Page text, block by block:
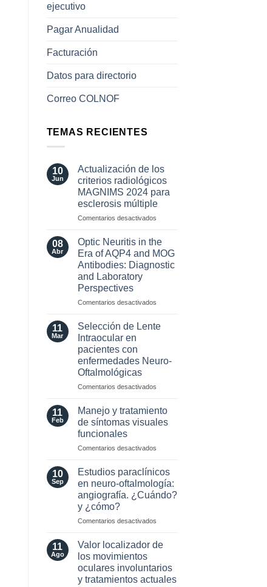
ejecutivo
Pagar Anualidad
Facturación
Datos para directorio
Correo COLNOF
TEMAS RECIENTES
10
Jun
Actualización de los
criterios radiológicos
MAGNIMS 2024 para
esclerosis múltiple
Comentarios desactivadosen
los
criterios
radiológicos
para
08
Abr
Optic Neuritis in the
Era of AQP4 and MOG
Antibodies: Diagnostic
and Laboratory
Perspectives
Comentarios desactivadosen
of
and
Diagnostic
and
Perspectives
11
Mar
Selección de Lente
Intraocular en
pacientes con
enfermedades Neuro-
Oftalmológicas
Comentarios desactivadosen
de
Lente
Intraocular
pacientes
enfermedades
Neuro-
Oftalmológicas
11
Feb
Manejo y tratamiento
de síntomas visuales
funcionales
Comentarios desactivadosen
tratamiento
de
síntomas
funcionales
10
Sep
Estudios paraclínicos
en neuro-oftalmología:
angiografía. ¿Cuándo?
y ¿cómo?
Comentarios desactivadosen
paraclínicos
oftalmología:
angiografía.
11
Ago
Valor localizador de
los movimientos
oculares involuntarios
y tratamientos actuales